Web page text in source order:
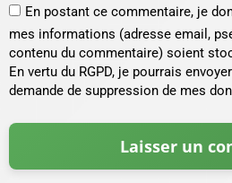
En postant ce commentaire, je
mes informations (adresse email,
contenu du commentaire) soient
En vertu du RGPD, je pourrais
demande de suppression de mes